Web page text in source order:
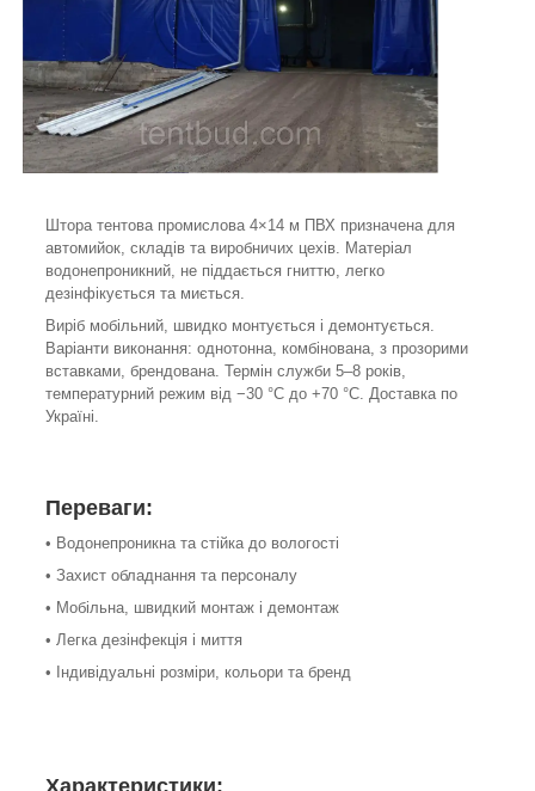
Штора тентова промислова 4×14 м ПВХ призначена для
автомийок, складів та виробничих цехів. Матеріал
водонепроникний, не піддається гниттю, легко
дезінфікується та миється.
Виріб мобільний, швидко монтується і демонтується.
Варіанти виконання: однотонна, комбінована, з прозорими
вставками, брендована. Термін служби 5–8 років,
температурний режим від −30 °C до +70 °C. Доставка по
Україні.
Переваги:
• Водонепроникна та стійка до вологості
• Захист обладнання та персоналу
• Мобільна, швидкий монтаж і демонтаж
• Легка дезінфекція і миття
• Індивідуальні розміри, кольори та бренд
Характеристики: